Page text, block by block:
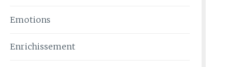
Emotions
Enrichissement